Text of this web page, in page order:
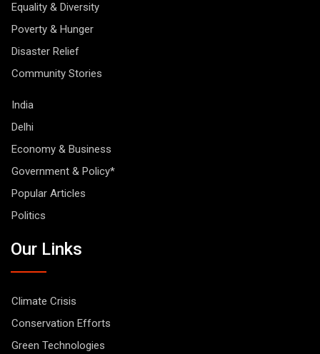
Equality & Diversity
Poverty & Hunger
Disaster Relief
Community Stories
India
Delhi
Economy & Business
Government & Policy*
Popular Articles
Politics
Our Links
Climate Crisis
Conservation Efforts
Green Technologies